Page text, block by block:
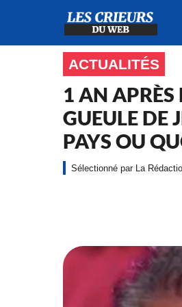
ACTUALITÉS
1 AN APRÈS
GUEULE DE
PAYS OU
La